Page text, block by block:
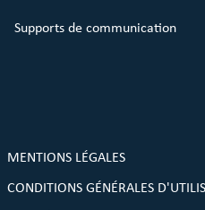
Supports de communication
MENTIONS LÉGALES
CONDITIONS GÉNÉRALES